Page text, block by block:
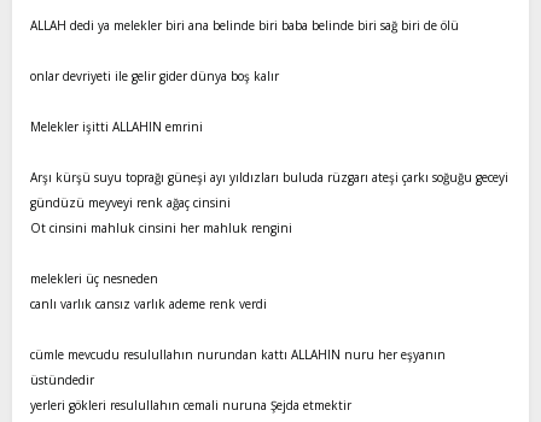
ALLAH dedi ya melekler biri ana belinde biri baba belinde biri sağ biri de ölü
onlar devriyeti ile gelir gider dünya boş kalır
Melekler işitti ALLAHIN emrini
Arşı kürşü suyu toprağı güneşi ayı yıldızları buluda rüzgarı ateşi çarkı soğuğu geceyi
gündüzü meyveyi renk ağaç cinsini
Ot cinsini mahluk cinsini her mahluk rengini
melekleri üç nesneden
canlı varlık cansız varlık ademe renk verdi
cümle mevcudu resulullahın nurundan kattı ALLAHIN nuru her eşyanın
üstündedir
yerleri gökleri resulullahın cemali nuruna Şejda etmektir